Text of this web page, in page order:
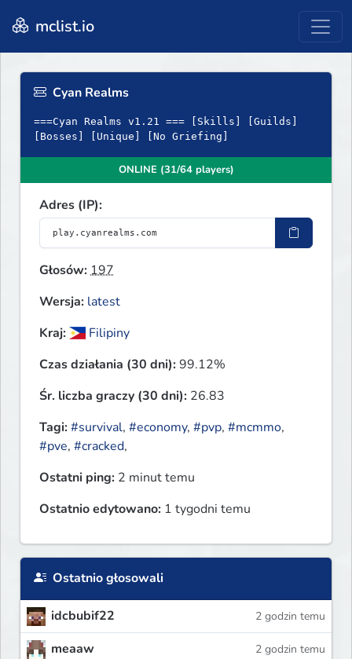
mclist.io
Cyan Realms
===Cyan Realms v1.21 === [Skills] [Guilds]
[Bosses] [Unique] [No Griefing]
ONLINE (31/64 players)
Adres (IP):
Głosów:197
Wersja: latest
Kraj:
Filipiny
Czas działania (30 dni):99.12%
Śr. liczba graczy (30 dni): 26.83
Tagi:#survival, #economy, #pvp, #mcmmo,
#pve, #cracked,
Ostatni ping: 2 minut temu
Ostatnio edytowano: 1 tygodni temu
Ostatnio głosowali
idcbubif22 2 godzin temu
meaaw 2 godzin temu